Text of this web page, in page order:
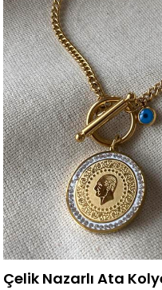
Çelik Nazarlı Ata